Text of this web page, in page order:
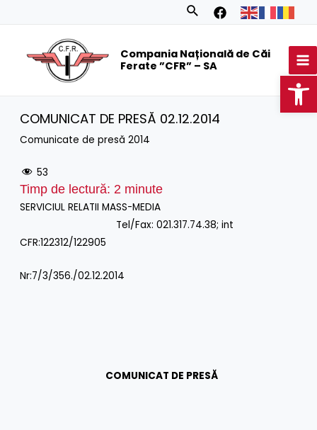
Search
Compania Națională de Căi
Ferate ”CFR” – SA
COMUNICAT DE PRESĂ 02.12.2014
Comunicate de presă 2014
53
Timp de lectură: 2 minute
SERVICIUL RELATII MASS-MEDIA
Tel/Fax: 021.317.74.38; int
CFR:122312/122905
Nr:7/3/356./02.12.2014
COMUNICAT DE PRESĂ